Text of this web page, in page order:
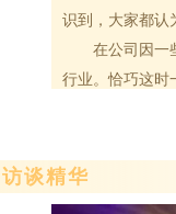
识到，大家都认
在公司因一些
行业。恰巧这时
提升资源整合
访谈精华